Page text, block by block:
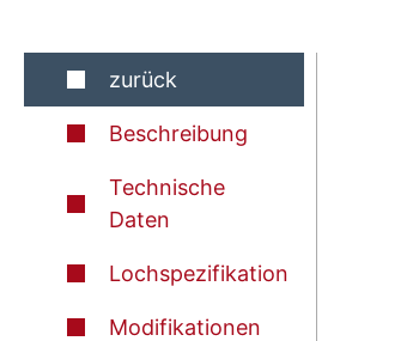
zurück
Beschreibung
Technische
Daten
Lochspezifikation
Modifikationen